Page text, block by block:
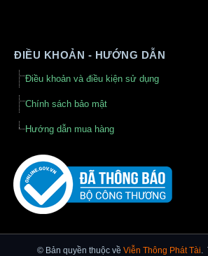
ĐIỀU KHOẢN - HƯỚNG DẪN
Điều khoản và điều kiện sử dụng
Chính sách bảo mật
Hướng dẫn mua hàng
© Bản quyền thuộc về Viễn Thông Phát Tài.